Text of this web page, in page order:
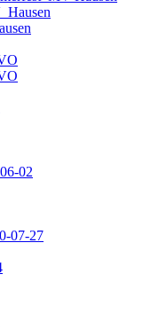
02
07-27